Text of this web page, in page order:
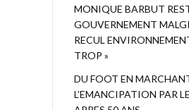
MONIQUE BARBUT
GOUVERNEMENT
RECUL
TROP »
DU FOOT EN
L’EMANCIPATION PAR